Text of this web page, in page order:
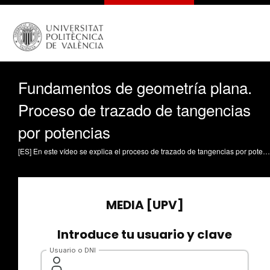
Fundamentos de geometría plana.
Proceso de trazado de tangencias
por potencias
[ES] En este vídeo se explica el proceso de trazado de tangencias por potencias aplicado a un ejercicio de geometría plana. Partiendo del croquis a escala 1:1, se muestran los pasos para obtener el trazado completo, indicando centros de arcos y puntos de tangencia, manteniendo las construcciones auxiliares. Se trabajan tres objetivos: (1) trazar una circunferencia tangente a dos circunferencias con radio dado, (2) construir la recta tangente exterior a dos circunferencias y (3) trazar una circunferencia tangente a dos circunferencias con punto de tangencia dado. El procedimiento se organiza en: colocación de datos, suma/resta de radios, construcción de tangentes exteriores, aplicación de potencia cuando se conoce el punto de tangencia y verificación del resultado final. Montalvá-Colomer, Jorge (2026). Fundamentos de geometría plana. Proceso de trazado de tangencias por potencias. https://riunet.upv.es/handle/10251/234470 DER